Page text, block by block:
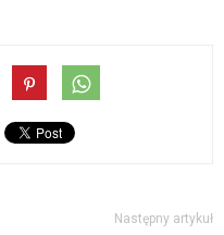
Następny artykuł